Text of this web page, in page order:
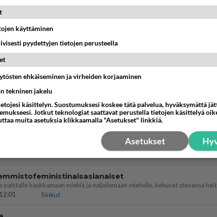
Ikävä
pakkaus
pakkaus nainen.
Ikävä
vielä minusta?
Sinkut
käyttäminen
pyydettyjen tietojen perusteella
ehkäiseminen ja virheiden korjaaminen
tekninen jakelu
käsittelyn. Suostumuksesi koskee tätä palvelua, hyväksymättä
Jotkut teknologiat saattavat perustella tietojen käsittelyä
muita asetuksia klikkaamalla "Asetukset" linkkiä.
Asetukset